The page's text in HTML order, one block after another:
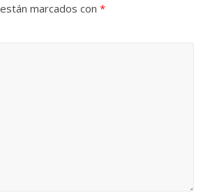
marcados con*